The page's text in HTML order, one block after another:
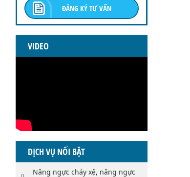
ĐĂNG KÝ TƯ VẤN
VIDEO
DỊCH VỤ NỔI BẬT
Nâng ngực chảy xệ, nâng ngực